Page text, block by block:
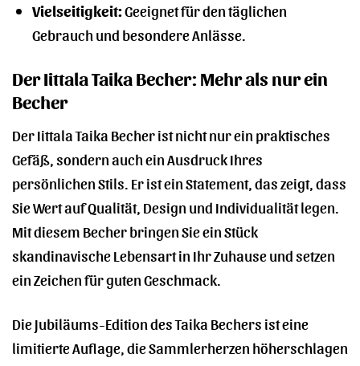
Vielseitigkeit:Geeignet für den täglichen
Gebrauch und besondere Anlässe.
Der Iittala Taika Becher: Mehr als nur ein
Becher
Der Iittala Taika Becher ist nicht nur ein praktisches
Gefäß, sondern auch ein Ausdruck Ihres
persönlichen Stils. Er ist ein Statement, das zeigt, dass
Sie Wert auf Qualität, Design und Individualität legen.
Mit diesem Becher bringen Sie ein Stück
skandinavische Lebensart in Ihr Zuhause und setzen
ein Zeichen für guten Geschmack.
Die Jubiläums-Edition des Taika Bechers ist eine
limitierte Auflage, die Sammlerherzen höherschlagen